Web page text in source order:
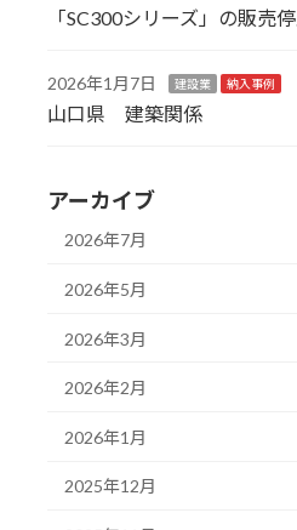
「SC300シリーズ」の販売
2026年1月7日 建設業 納入事例
山口県 建築関係
アーカイブ
2026年7月
2026年5月
2026年3月
2026年2月
2026年1月
2025年12月